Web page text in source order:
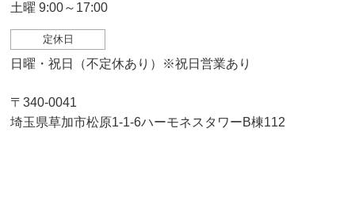
土曜 9:00～17:00
定休日
日曜・祝日（不定休あり）※祝日営業あり
〒340-0041
埼玉県草加市松原1-1-6ハーモネスタワーB棟112